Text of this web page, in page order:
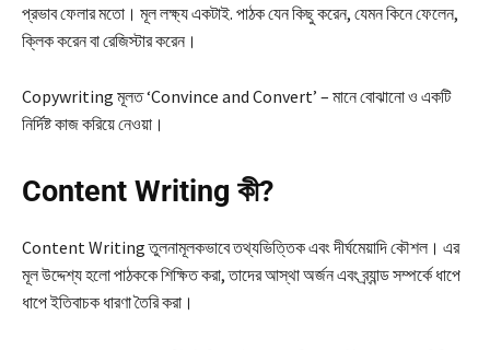
প্রভাব ফেলার মতো। মূল লক্ষ্য একটাই. পাঠক যেন কিছু করেন, যেমন কিনে ফেলেন,
ক্লিক করেন বা রেজিস্টার করেন।
Copywriting মূলত ‘Convince and Convert’ – মানে বোঝানো ও একটি
নির্দিষ্ট কাজ করিয়ে নেওয়া।
Content Writing কী?
Content Writing তুলনামূলকভাবে তথ্যভিত্তিক এবং দীর্ঘমেয়াদি কৌশল। এর
মূল উদ্দেশ্য হলো পাঠককে শিক্ষিত করা, তাদের আস্থা অর্জন এবং ব্র্যান্ড সম্পর্কে ধাপে
ধাপে ইতিবাচক ধারণা তৈরি করা।